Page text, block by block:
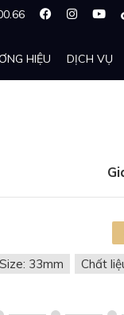
HIỆU DỊCH VỤ
Size: 33mm Chất